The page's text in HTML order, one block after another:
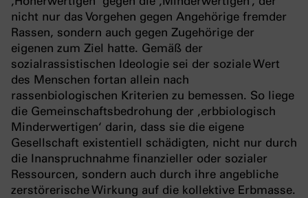
nicht nur das Vorgehen gegen Angehörige fremder
Rassen, sondern auch gegen Zugehörige der
eigenen zum Ziel hatte. Gemäß der
sozialrassistischen Ideologie sei der soziale Wert
des Menschen fortan allein nach
rassenbiologischen Kriterien zu bemessen. So liege
die Gemeinschaftsbedrohung der ‚erbbiologisch
Minderwertigen‘ darin, dass sie die eigene
Gesellschaft existentiell schädigten, nicht nur durch
die Inanspruchnahme finanzieller oder sozialer
Ressourcen, sondern auch durch ihre angebliche
zerstörerische Wirkung auf die kollektive Erbmasse.